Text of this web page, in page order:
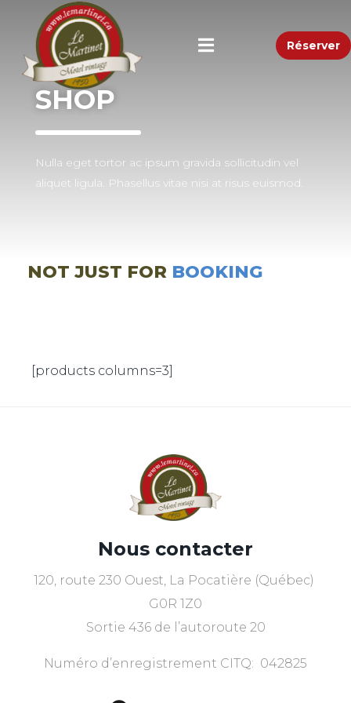
Réserver
SHOP
Nulla eget tortor ac ipsum gravida sollicitudin vel
aliquet ligula. Phasellus vitae nisi at risus euismod.
NOT JUST FOR BOOKING
[products columns=3]
Nous contacter
120, route 230 Ouest, La Pocatière (Québec)
G0R 1Z0
Sortie 436 de l’autoroute 20
Numéro d’enregistrement CITQ: 042825